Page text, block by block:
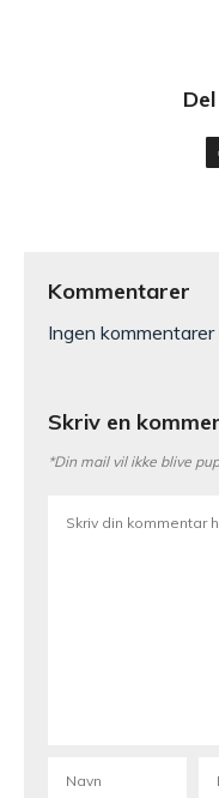
Kommentarer
Ingen kommentarer
Skriv en
*Din mail vil ikke blive